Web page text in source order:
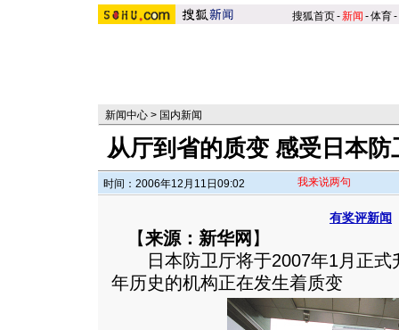
搜狐首页-新闻 -体育-
新闻中心 > 国内新闻
从厅到省的质变 感受日本
时间：2006年12月11日09:02 我来说两句
有奖评新闻
【来源：新华网 】
日本防卫厅将于2007年1月正式
年历史的机构正在发生着质变